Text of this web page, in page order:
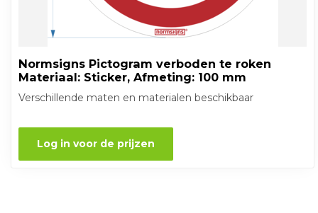
Normsigns Pictogram verboden te roken
Materiaal: Sticker, Afmeting: 100 mm
Verschillende maten en materialen beschikbaar
Log in voor de prijzen